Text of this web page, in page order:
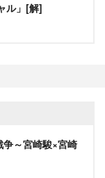
ル」[解]
～宮崎駿×宮崎